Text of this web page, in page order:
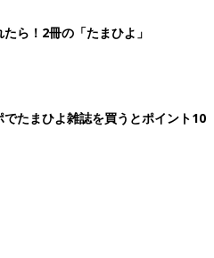
ら！2冊の「たまひよ」
でたまひよ雑誌を買うとポイント10